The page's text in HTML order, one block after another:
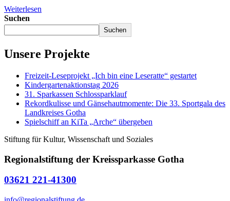
Weiterlesen
Suchen
Suchen
Unsere Projekte
Freizeit-Leseprojekt „Ich bin eine Leseratte“ gestartet
Kindergartenaktionstag 2026
31. Sparkassen Schlossparklauf
Rekordkulisse und Gänsehautmomente: Die 33. Sportgala des
Landkreises Gotha
Spielschiff an KiTa „Arche“ übergeben
Stiftung für Kultur, Wissenschaft und Soziales
Regionalstiftung der Kreissparkasse Gotha
03621 221-41300